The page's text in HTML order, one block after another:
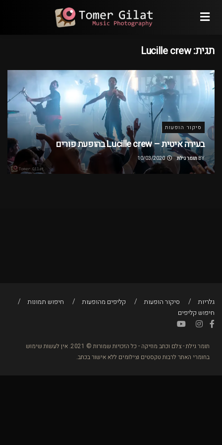
תגית:Lucille crew
סיקור הופעות
בעירה איטית – Lucille crew בהופעת פורים
BY תומר גילת 10/03/2020
גלריות סיקור הופעות קליפים מהופעות
חיפוש תמונות
חיפוש קליפים
תומר גילת - צלם וכתב מוזיקה - כל הזכויות שמורות © 2021. אין לעשות שימוש
בחומרי האתר לרבות טקסטים וצילומים ללא אישור בכתב.